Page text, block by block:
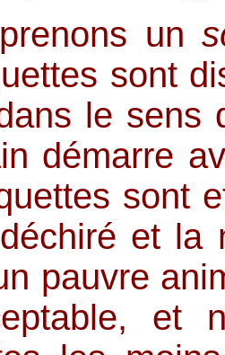
un
sont
le sens
démarre
sont
et la
pauvre
et